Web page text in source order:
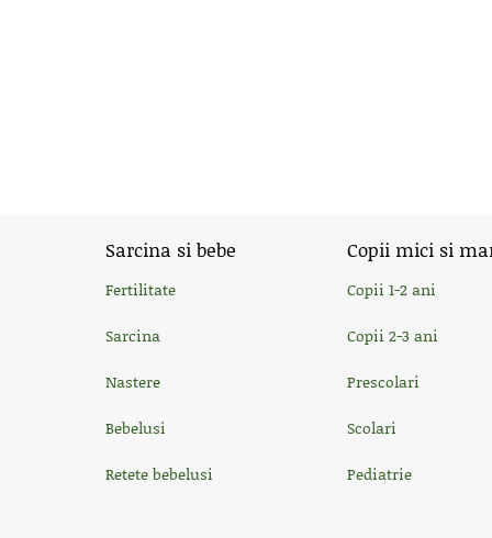
Sarcina si bebe
Fertilitate
Sarcina
Nastere
Bebelusi
Retete bebelusi
Copii mici si
Copii 1-2 ani
Copii 2-3 ani
Prescolari
Scolari
Pediatrie